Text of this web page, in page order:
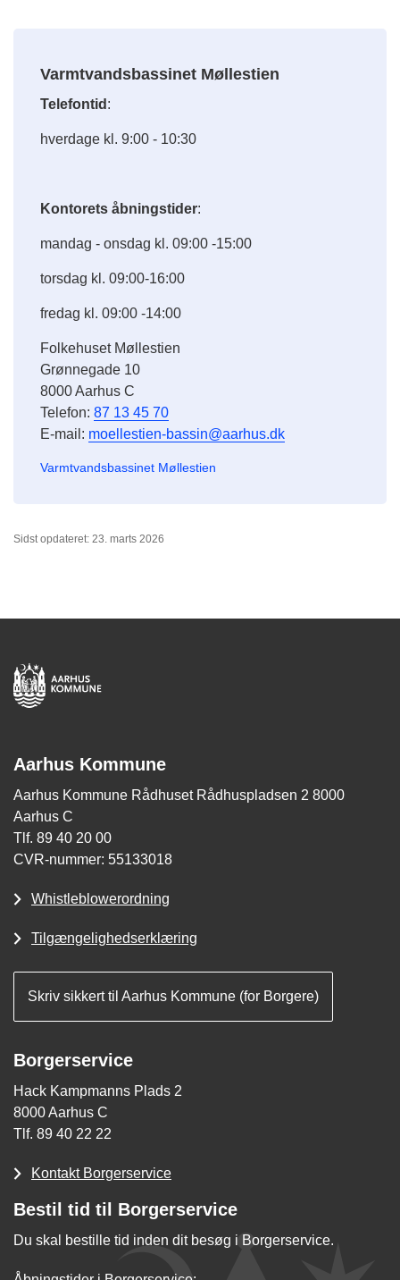
Varmtvandsbassinet Møllestien
Telefontid :
hverdage kl. 9:00 - 10:30
Kontorets åbningstider:
mandag - onsdag kl. 09:00 -15:00
torsdag kl. 09:00-16:00
fredag kl. 09:00 -14:00
Folkehuset Møllestien
Grønnegade 10
8000 Aarhus C
Telefon: 87 13 45 70
E-mail: moellestien-bassin@aarhus.dk
Varmtvandsbassinet Møllestien
Sidst opdateret: 23. marts 2026
Aarhus Kommune
Aarhus Kommune Rådhuset Rådhuspladsen 2 8000
Aarhus C
Tlf. 89 40 20 00
CVR-nummer: 55133018
Whistleblowerordning
Tilgængelighedserklæring
Skriv sikkert til Aarhus Kommune (for Borgere)
Borgerservice
Hack Kampmanns Plads 2
8000 Aarhus C
Tlf. 89 40 22 22
Kontakt Borgerservice
Bestil tid til Borgerservice
Du skal bestille tid inden dit besøg i Borgerservice.